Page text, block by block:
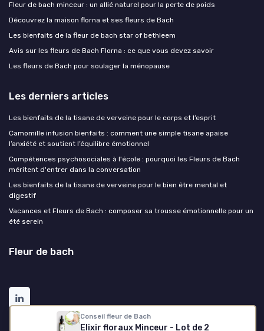
Conseil fleur de Bach
Elixir floraux Minceur - Lot de 2
Fleur de bach minceur : un allié naturel pour la perte de poids
Découvrez la maison florna et ses fleurs de Bach
Les bienfaits de la fleur de bach star of bethleem
Avis sur les fleurs de Bach Florna : ce que vous devez savoir
Les fleurs de Bach pour soulager la ménopause
Les derniers articles
Les bienfaits de la tisane de verveine pour le corps et l’esprit
Camomille infusion bienfaits : comment une simple tisane apaise
l’anxiété et soutient l’équilibre émotionnel
Compétences psychosociales à l'école : pourquoi les Fleurs de Bach
méritent d'entrer dans la conversation
Les bienfaits de la tisane de verveine pour le bien être mental et
digestif
Vacances et Fleurs de Bach : composer sa trousse émotionnelle pour un
été serein
Fleur de bach